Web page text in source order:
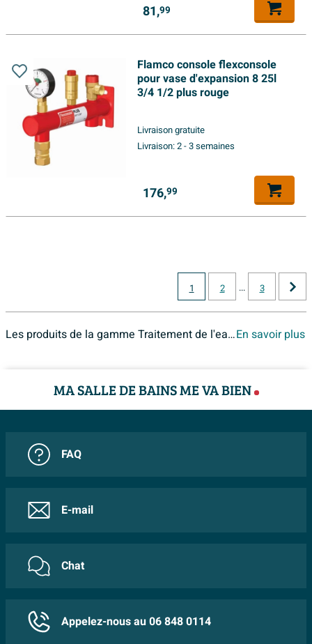
81,99
Flamco console flexconsole
pour vase d'expansion 8 25l
3/4 1/2 plus rouge
Livraison gratuite
Livraison:2 - 3 semaines
176,99
1 2 ... 3
Les produits de la gamme Traitement de l'eau sont disponibles chez Sawiday. Si vous ne retrouveriez pas les produits de la gamme Traitement de l'eau en ligne,En savoir plus
MA SALLE DE BAINS ME VA BIEN
FAQ
E-mail
Chat
Appelez-nous au 06 848 0114